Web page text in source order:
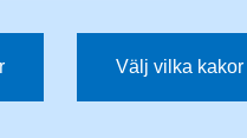
Välj vilka